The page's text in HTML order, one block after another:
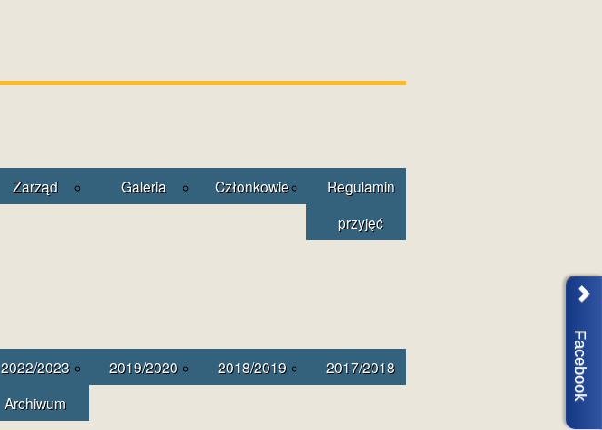
Zarząd Galeria Członkowie
Regulamin
przyjęć
2022/2023 2019/2020 2018/2019
2017/2018
Archiwum
Facebook